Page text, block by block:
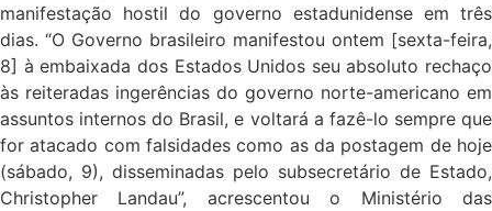
manifestação hostil do governo estadunidense em três
dias. “O Governo brasileiro manifestou ontem [sexta-feira,
8] à embaixada dos Estados Unidos seu absoluto rechaço
às reiteradas ingerências do governo norte-americano em
assuntos internos do Brasil, e voltará a fazê-lo sempre que
for atacado com falsidades como as da postagem de hoje
(sábado, 9), disseminadas pelo subsecretário de Estado,
Christopher Landau”, acrescentou o Ministério das